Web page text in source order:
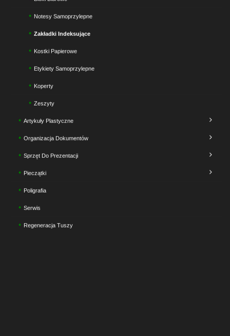
Notesy Samoprzylepne
Zakładki Indeksujące
Kostki Papierowe
Etykiety Samoprzylepne
Koperty
Zeszyty
Artykuły Plastyczne
Organizacja Dokumentów
Sprzęt Do Prezentacji
Pieczątki
Poligrafia
Serwis
Regeneracja Tuszy